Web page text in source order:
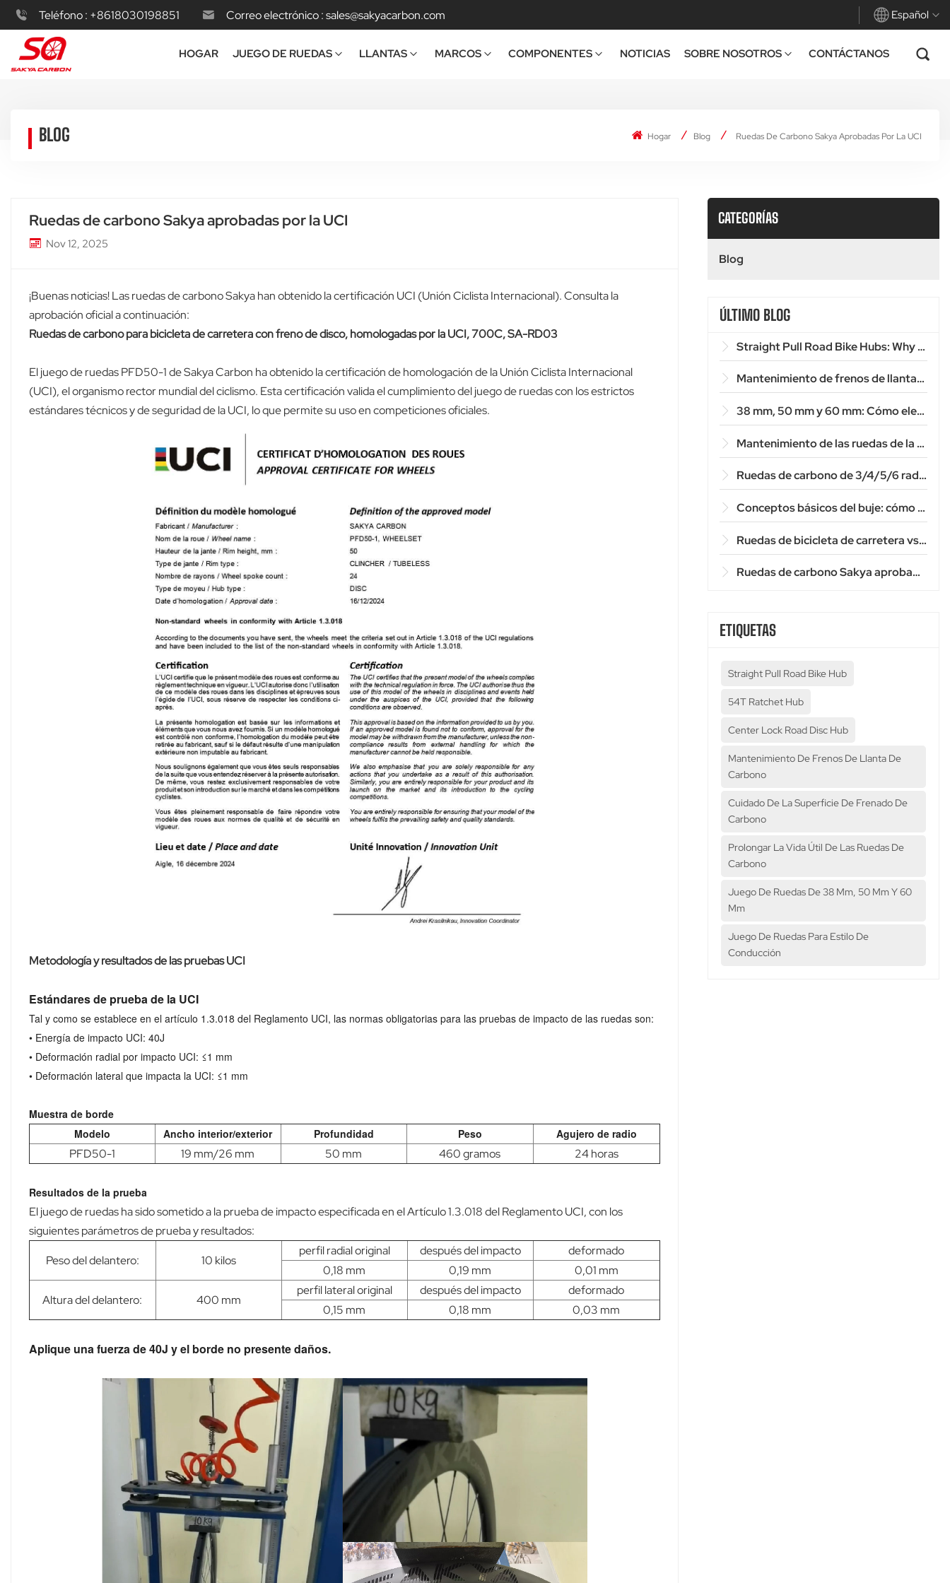
Teléfono : +8618030198851 Correo electrónico :sales@sakyacarbon.com Español
Deutsch
HOGAR JUEGO DE RUEDAS LLANTAS MARCOS COMPONENTES NOTICIAS SOBRE NOSOTROS CONTÁCTANOS
BLOG Hogar Blog Ruedas De Carbono Sakya Aprobadas Por La UCI
CATEGORÍAS
Blog
ÚLTIMO BLOG
Straight Pull Road Bike Hubs: Why 54T Ratchet Hub Beats Standard Hubs for Road Cycling
Mantenimiento de frenos de llanta: 5 consejos para prolongar la vida útil de la superficie de frenado de carbono.
38 mm, 50 mm y 60 mm: Cómo elegir la profundidad de llanta perfecta para tu estilo de conducción.
Mantenimiento de las ruedas de la bicicleta: ¡Mantén tus ruedas rodando sin problemas!
Ruedas de carbono de 3/4/5/6 radios: ¿cuál es mejor?
Conceptos básicos del buje: cómo la calidad del buje afecta la velocidad y la durabilidad
Ruedas de bicicleta de carretera vs. ruedas de bicicleta de montaña: Cómo elegir las ruedas adecuadas para tu terreno
Ruedas de carbono Sakya aprobadas por la UCI
ETIQUETAS
Straight Pull Road Bike Hub
54T Ratchet Hub
Center Lock Road Disc Hub
Mantenimiento De Frenos De Llanta De
Carbono
Cuidado De La Superficie De Frenado De
Carbono
Prolongar La Vida Útil De Las Ruedas De
Carbono
Juego De Ruedas De 38 Mm, 50 Mm Y 60
Mm
Juego De Ruedas Para Estilo De
Conducción
Ruedas de carbono Sakya aprobadas por la UCI
Nov 12, 2025
¡Buenas noticias! Las ruedas de carbono Sakya han obtenido la certificación UCI (Unión Ciclista Internacional). Consulta la
aprobación oficial a continuación:
Ruedas de carbono para bicicleta de carretera con freno de disco, homologadas por la UCI, 700C, SA-RD03
El juego de ruedas PFD50-1 de Sakya Carbon ha obtenido la certificación de homologación de la Unión Ciclista Internacional
(UCI), el organismo rector mundial del ciclismo. Esta certificación valida el cumplimiento del juego de ruedas con los estrictos
estándares técnicos y de seguridad de la UCI, lo que permite su uso en competiciones oficiales.
Metodología y resultados de las pruebas UCI
Estándares de prueba de la UCI
Tal y como se establece en el artículo 1.3.018 del Reglamento UCI, las normas obligatorias para las pruebas de impacto de las ruedas son:
• Energía de impacto UCI: 40J
• Deformación radial por impacto UCI: ≤1 mm
• Deformación lateral que impacta la UCI: ≤1 mm
Muestra de borde
Modelo
Ancho interior/exterior Profundidad Peso Agujero de radio
PFD50-1 19 mm/26 mm 50 mm 460 gramos 24 horas
Resultados de la prueba
El juego de ruedas ha sido sometido a la prueba de impacto especificada en el Artículo 1.3.018 del Reglamento UCI, con los
siguientes parámetros de prueba y resultados:
Peso del delantero:
10 kilos
perfil radial original después del impacto
deformado
0,18 mm
0,19 mm
0,01 mm
Altura del delantero:
400 mm
perfil lateral original después del impacto
deformado
0,15 mm
0,18 mm 0,03 mm
Aplique una fuerza de 40J y el borde no presente daños.